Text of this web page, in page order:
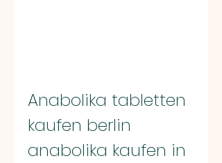
Anabolika tabletten
kaufen berlin
anabolika kaufen in